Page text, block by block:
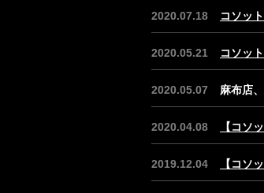
2020.07.18 コソッ
2020.05.21 コソッ
2020.05.07 麻布店
2020.04.08 【コソ
2019.12.04 【コソ